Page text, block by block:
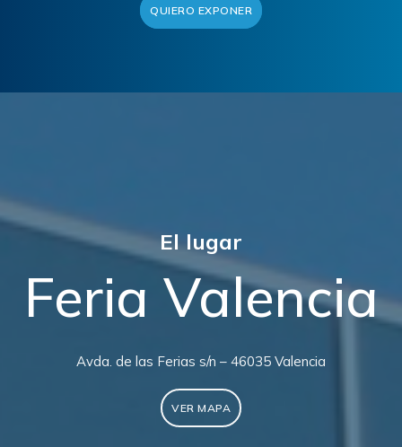
QUIERO EXPONER
El lugar
Feria Valencia
Avda. de las Ferias s/n – 46035 Valencia
VER MAPA